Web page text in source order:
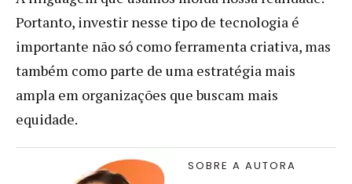
Portanto, investir nesse tipo de tecnologia é
importante não só como ferramenta criativa, mas
também como parte de uma estratégia mais
ampla em organizações que buscam mais
equidade.
SOBRE A AUTORA